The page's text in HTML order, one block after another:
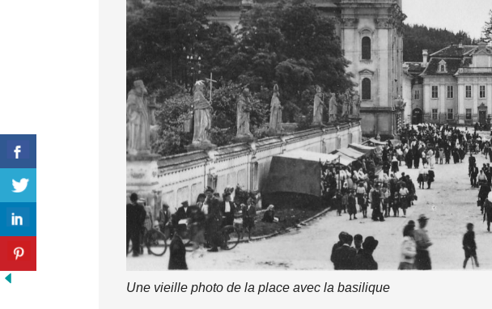
Une vieille photo de la place avec la basilique